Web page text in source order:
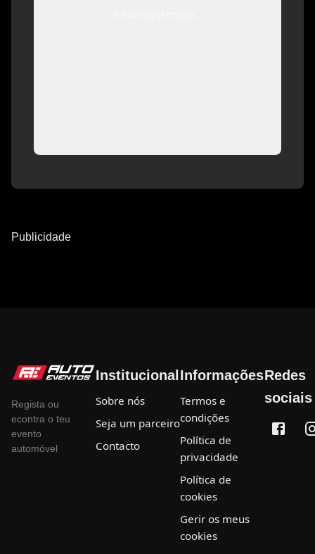
Publicidade
Regista ou
econtra o teu
evento
automóvel
Institucional
Sobre nós
Seja um parceiro
Contacto
Informações
Termos e
condições
Política de
privacidade
Política de
cookies
Gerir os meus
cookies
Redes
sociais